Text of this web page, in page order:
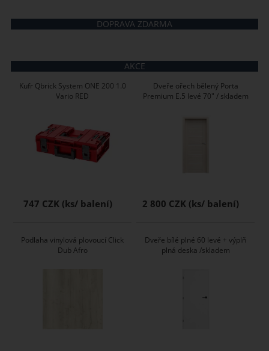
DOPRAVA ZDARMA
AKCE
Kufr Qbrick System ONE 200 1.0
Vario RED
747 CZK
Dveře ořech bělený Porta
Premium E.5 levé 70" / skladem
2 800 CZK
Podlaha vinylová plovoucí Click
Dub Afro
Dveře bílé plné 60 levé + výplň
plná deska /skladem